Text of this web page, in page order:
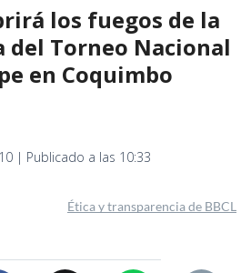
los fuegos de la
del Torneo Nacional
en Coquimbo
| Publicado a las 10:33
Ética y transparencia de BBCL